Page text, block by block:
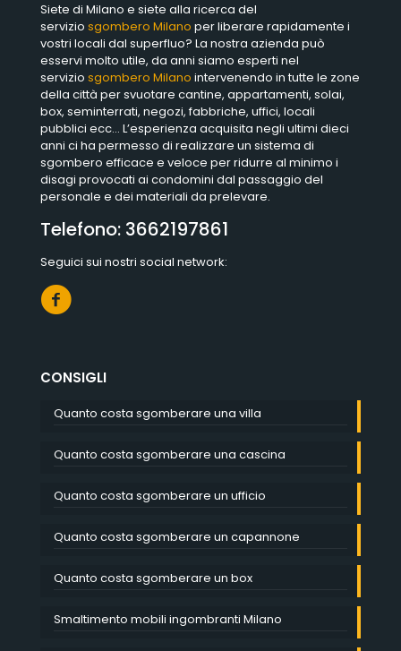
Siete di Milano e siete alla ricerca del
servizio sgombero Milano per liberare rapidamente i
vostri locali dal superfluo? La nostra azienda può
esservi molto utile, da anni siamo esperti nel
servizio sgombero Milano intervenendo in tutte le zone
della città per svuotare cantine, appartamenti, solai,
box, seminterrati, negozi, fabbriche, uffici, locali
pubblici ecc… L’esperienza acquisita negli ultimi dieci
anni ci ha permesso di realizzare un sistema di
sgombero efficace e veloce per ridurre al minimo i
disagi provocati ai condomini dal passaggio del
personale e dei materiali da prelevare.
Telefono: 3662197861
Seguici sui nostri social network:
CONSIGLI
Quanto costa sgomberare una villa
Quanto costa sgomberare una cascina
Quanto costa sgomberare un ufficio
Quanto costa sgomberare un capannone
Quanto costa sgomberare un box
Smaltimento mobili ingombranti Milano